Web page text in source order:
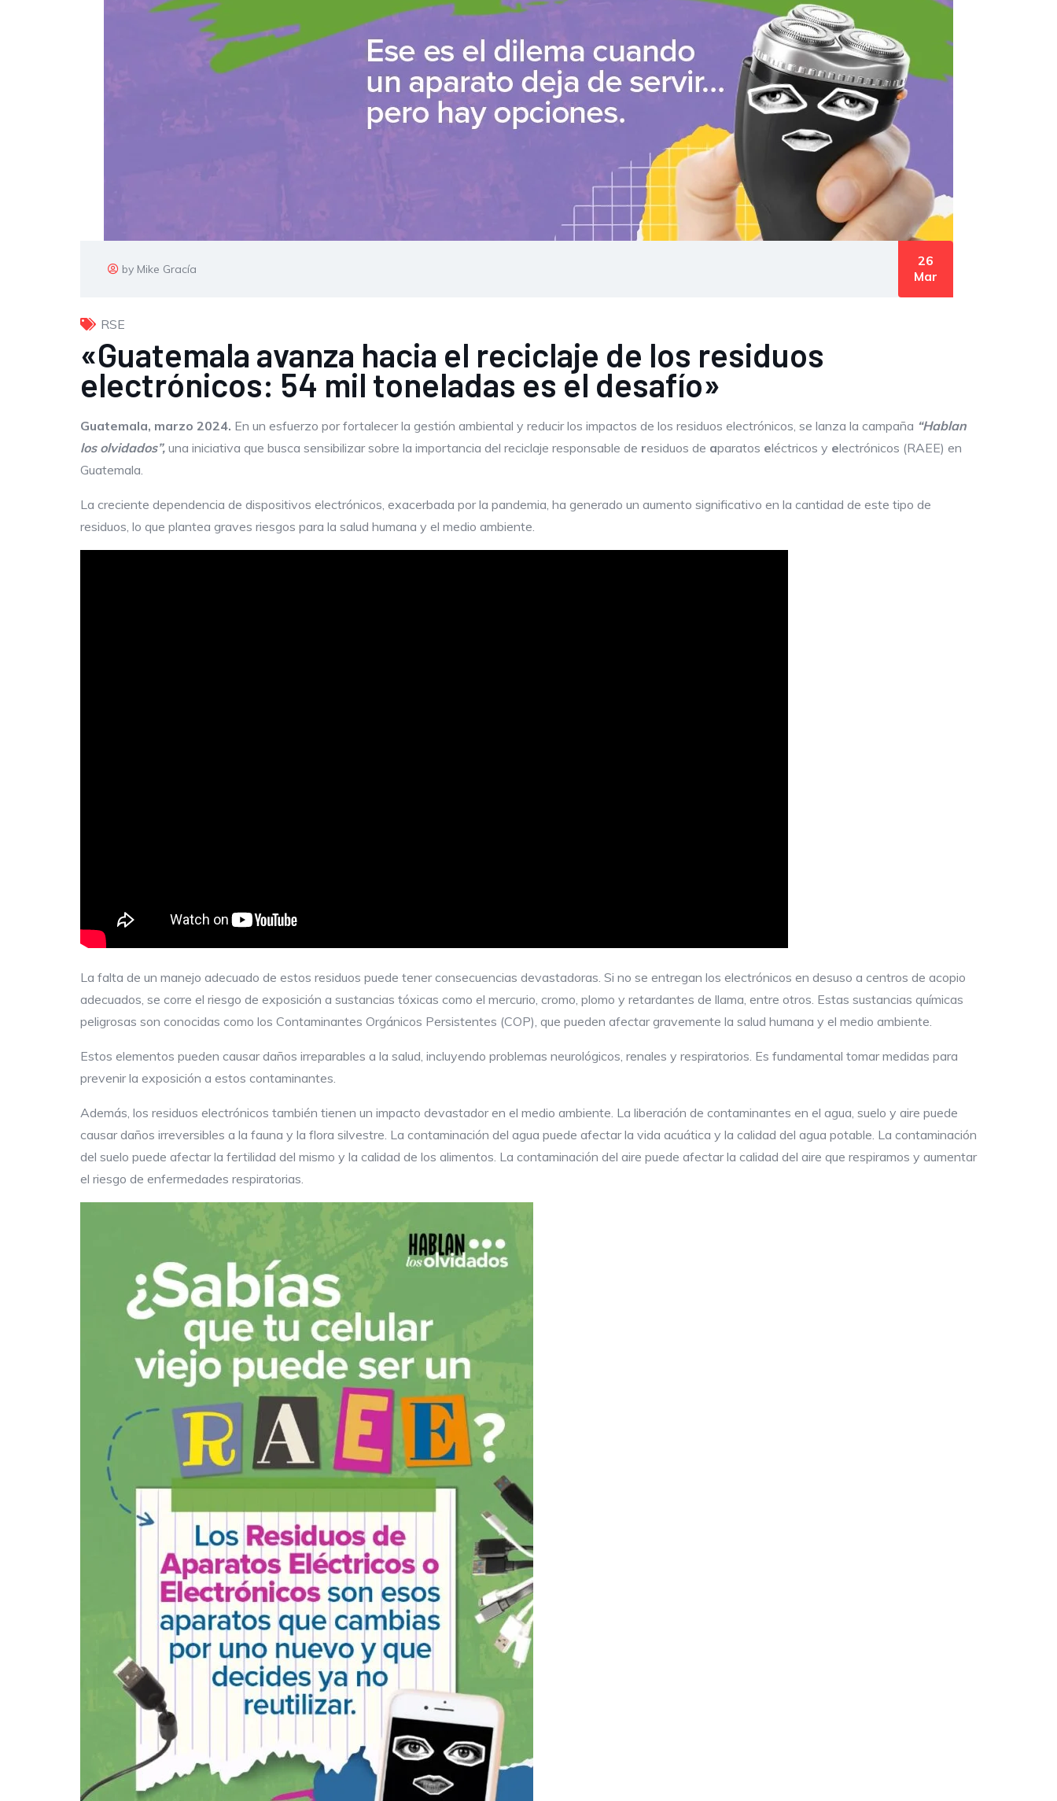
by Mike Gracía
26
Mar
RSE
«Guatemala avanza hacia el reciclaje de los residuos
electrónicos: 54 mil toneladas es el desafío»
Guatemala, marzo 2024. En un esfuerzo por fortalecer la gestión ambiental y reducir los impactos de los residuos electrónicos, se lanza la campaña “Hablan
los olvidados”, una iniciativa que busca sensibilizar sobre la importancia del reciclaje responsable de residuos de aparatos eléctricos y electrónicos (RAEE) en
Guatemala.
La creciente dependencia de dispositivos electrónicos, exacerbada por la pandemia, ha generado un aumento significativo en la cantidad de este tipo de
residuos, lo que plantea graves riesgos para la salud humana y el medio ambiente.
La falta de un manejo adecuado de estos residuos puede tener consecuencias devastadoras. Si no se entregan los electrónicos en desuso a centros de acopio
adecuados, se corre el riesgo de exposición a sustancias tóxicas como el mercurio, cromo, plomo y retardantes de llama, entre otros. Estas sustancias químicas
peligrosas son conocidas como los Contaminantes Orgánicos Persistentes (COP), que pueden afectar gravemente la salud humana y el medio ambiente.
Estos elementos pueden causar daños irreparables a la salud, incluyendo problemas neurológicos, renales y respiratorios. Es fundamental tomar medidas para
prevenir la exposición a estos contaminantes.
Además, los residuos electrónicos también tienen un impacto devastador en el medio ambiente. La liberación de contaminantes en el agua, suelo y aire puede
causar daños irreversibles a la fauna y la flora silvestre. La contaminación del agua puede afectar la vida acuática y la calidad del agua potable. La contaminación
del suelo puede afectar la fertilidad del mismo y la calidad de los alimentos. La contaminación del aire puede afectar la calidad del aire que respiramos y aumentar
el riesgo de enfermedades respiratorias.